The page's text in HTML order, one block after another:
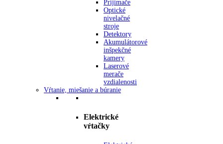
Prijímače
Optické
nivelačné
stroje
Detektory
Akumulátorové
inšpekčné
kamery
Laserové
merače
vzdialenosti
Vŕtanie, miešanie a búranie
Elektrické
vŕtačky